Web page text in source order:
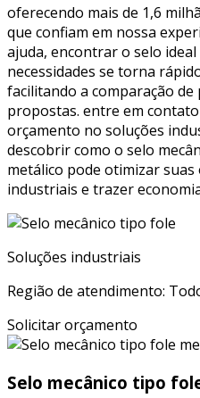
oferecendo mais de 1,6
que confiam em nossa
ajuda, encontrar o selo
necessidades se torna
facilitando a comparação de
propostas. entre em
orçamento no soluções
descobrir como o selo
metálico pode otimizar suas
industriais e trazer
Soluções industriais
Região de atendimento:
Solicitar orçamento
Selo mecânico tipo